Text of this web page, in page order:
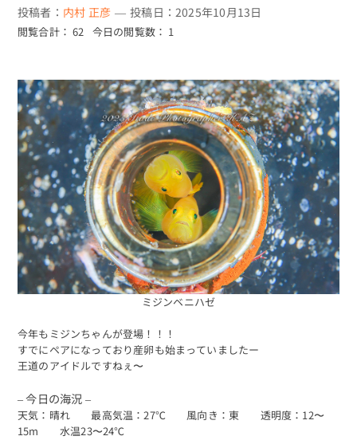
投稿者： 内村 正彦 — 投稿日：2025年10月13日
閲覧合計： 62 今日の閲覧数： 1
ミジンベニハゼ
今年もミジンちゃんが登場！！！
すでにペアになっており産卵も始まっていましたー
王道のアイドルですねぇ〜
– 今日の海況 –
天気：晴れ 最高気温：27℃ 風向き：東 透明度：12〜
15m 水温23〜24℃